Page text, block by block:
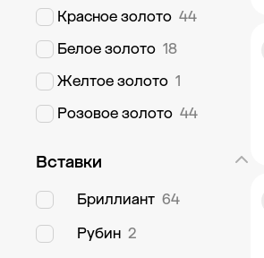
Красное золото 44
Белое золото 18
Желтое золото 1
Розовое золото 44
Вставки
Бриллиант 64
Рубин 2